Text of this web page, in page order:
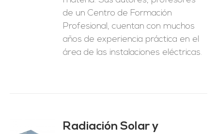
de un Centro de Formación
Profesional, cuentan con muchos
años de experiencia práctica en el
área de las instalaciones eléctricas.
Radiación Solar y